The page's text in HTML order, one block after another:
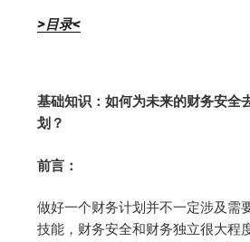
>目录<
基础知识：如何为未来的财务安全
划？
前言：
做好一个财务计划并不一定涉及需
技能，财务安全和财务独立很大程